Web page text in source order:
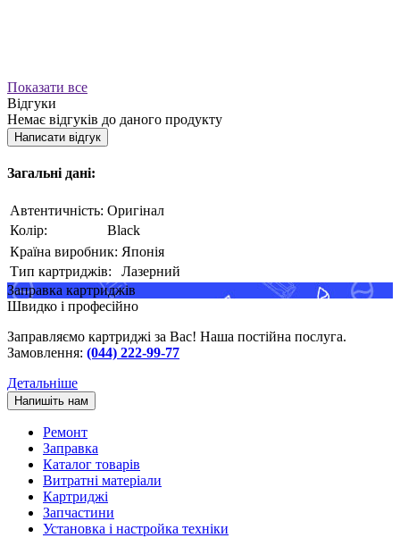
Показати все
Відгуки
Немає відгуків до даного продукту
Написати відгук
Загальні дані:
Автентичність: Оригінал
Колір:
Black
Країна виробник: Японія
Тип картриджів:
Лазерний
Заправка картриджів
Швидко і професійно
Заправляємо картриджі за Вас! Наша постійна послуга.
Замовлення: (044) 222-99-77
Детальніше
Напишіть нам
Ремонт
Заправка
Каталог товарів
Витратні матеріали
Картриджі
Запчастини
Установка і настройка техніки